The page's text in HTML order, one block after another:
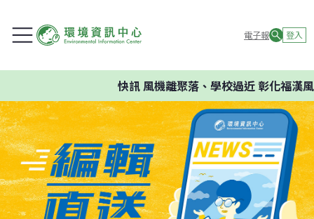
電子報 登入
快訊風機離聚落、學校過近 彰化福漢風